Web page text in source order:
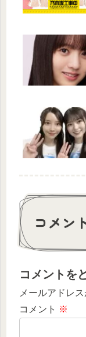
コメン
コメントを
メールアドレ
コメント ※